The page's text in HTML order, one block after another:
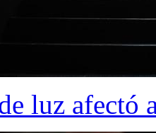
luz afectó